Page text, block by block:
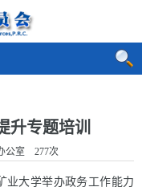
升专题培训
公室 277次
业大学举办政务工作能力